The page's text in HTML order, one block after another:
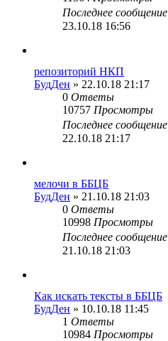
Последнее сообщение
23.10.18 16:56
репозиторий НКП
БудДен » 22.10.18 21:17
0 Ответы
10757 Просмотры
Последнее сообщение
22.10.18 21:17
мелочи в ББЦБ
БудДен » 21.10.18 21:03
0 Ответы
10998 Просмотры
Последнее сообщение
21.10.18 21:03
Как искать тексты в ББЦБ
БудДен » 10.10.18 11:45
1 Ответы
10984 Просмотры